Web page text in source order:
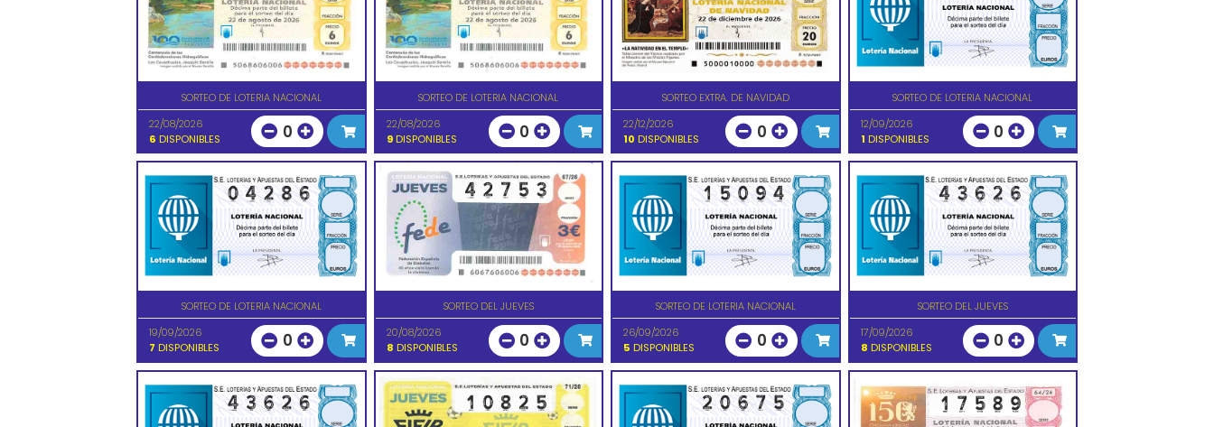
SORTEO DE LOTERIA NACIONAL
22/08/2026
6 DISPONIBLES 0
SORTEO DE LOTERIA NACIONAL
22/08/2026
9DISPONIBLES 0
SORTEO EXTRA. DE NAVIDAD
22/12/2026
10 DISPONIBLES 0
SORTEO DE LOTERIA NACIONAL
12/09/2026
1 DISPONIBLES 0
SORTEO DE LOTERIA NACIONAL
19/09/2026
7 DISPONIBLES 0
SORTEO DEL JUEVES
20/08/2026
8 DISPONIBLES 0
SORTEO DE LOTERIA NACIONAL
26/09/2026
5 DISPONIBLES 0
SORTEO DEL JUEVES
17/09/2026
8 DISPONIBLES 0